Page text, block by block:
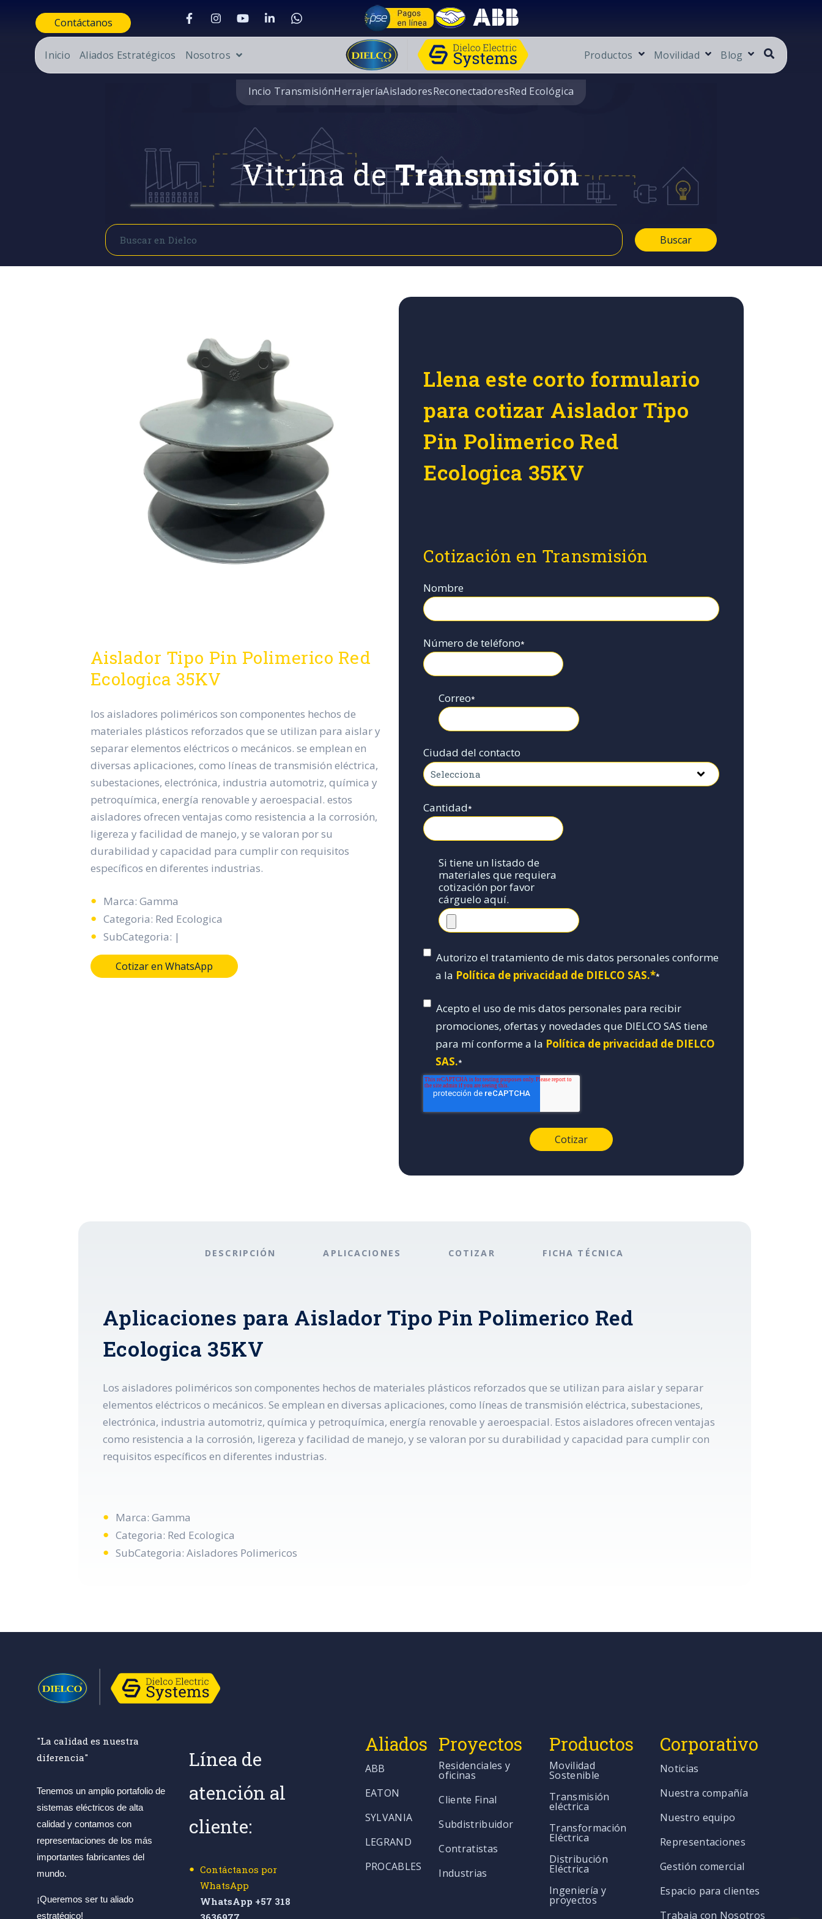
Contáctanos
Inicio Aliados Estratégicos Nosotros Productos Movilidad Blog
Incio TransmisiónHerrajeríaAisladoresReconectadoresRed Ecológica
Vitrina deTransmisión
Buscar
Buscar
Aislador Tipo Pin Polimerico Red
Ecologica 35KV
los aisladores poliméricos son componentes hechos de
materiales plásticos reforzados que se utilizan para aislar y
separar elementos eléctricos o mecánicos. se emplean en
diversas aplicaciones, como líneas de transmisión eléctrica,
subestaciones, electrónica, industria automotriz, química y
petroquímica, energía renovable y aeroespacial. estos
aisladores ofrecen ventajas como resistencia a la corrosión,
ligereza y facilidad de manejo, y se valoran por su
durabilidad y capacidad para cumplir con requisitos
específicos en diferentes industrias.
Marca: Gamma
Categoria: Red Ecologica
SubCategoria: |
Cotizar en WhatsApp
Llena este corto formulario
para cotizar Aislador Tipo
Pin Polimerico Red
Ecologica 35KV
Cotización en Transmisión
Nombre
Número de teléfono*
Correo*
Ciudad del contacto
Cantidad*
Si tiene un listado de
materiales que requiera
cotización por favor
cárguelo aquí.
Autorizo el tratamiento de mis datos personales conforme
a la Política de privacidad de DIELCO SAS.**
Acepto el uso de mis datos personales para recibir
promociones, ofertas y novedades que DIELCO SAS tiene
para mí conforme a la Política de privacidad de DIELCO
SAS.*
DESCRIPCIÓN APLICACIONES COTIZAR FICHA TÉCNICA
Aplicaciones para Aislador Tipo Pin Polimerico Red
Ecologica 35KV
Los aisladores poliméricos son componentes hechos de materiales plásticos reforzados que se utilizan para aislar y separar
elementos eléctricos o mecánicos. Se emplean en diversas aplicaciones, como líneas de transmisión eléctrica, subestaciones,
electrónica, industria automotriz, química y petroquímica, energía renovable y aeroespacial. Estos aisladores ofrecen ventajas
como resistencia a la corrosión, ligereza y facilidad de manejo, y se valoran por su durabilidad y capacidad para cumplir con
requisitos específicos en diferentes industrias.
Marca: Gamma
Categoria: Red Ecologica
SubCategoria: Aisladores Polimericos
"La calidad es nuestra
diferencia"
Tenemos un amplio portafolio de
sistemas eléctricos de alta
calidad y contamos con
representaciones de los más
importantes fabricantes del
mundo.
¡Queremos ser tu aliado
estratégico!
Línea de
atención al
cliente:
Contáctanos por
WhatsApp
WhatsApp +57 318
Aliados
ABB
EATON
SYLVANIA
LEGRAND
PROCABLES
Proyectos
Residenciales y
oficinas
Cliente Final
Subdistribuidor
Contratistas
Industrias
Productos
Movilidad
Sostenible
Transmisión
eléctrica
Transformación
Eléctrica
Distribución
Eléctrica
Ingeniería y
proyectos
Corporativo
Noticias
Nuestra compañía
Nuestro equipo
Representaciones
Gestión comercial
Espacio para clientes
Trabaja con Nosotros